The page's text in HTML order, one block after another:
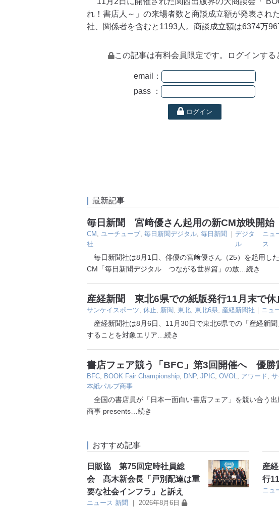
れ！書店人～」の来場者数と商談成立額が発表され
社、関係者を含むと1193人。商談成立額は6374万
この記事は有料会員限定です。ログインする
email：
pass ：
ログイン
最新記事
毎日新聞 宮﨑優さん起用の新CM放映開始
CM , ユーチューブ, 毎日新聞デジタル, 毎日新聞
社
｜ デジタ
ル
ニュ
ス
毎日新聞社は8月1日、俳優の宮﨑優さん（25）を起用し
CM「毎日新聞デジタル つながる世界篇」の放…続き
産経新聞 東北6県での紙版発行11月末で休
サンケイスポーツ, 休止, 新聞, 東北, 東北6県, 産経新聞社 ｜ ニュ
産経新聞社は8月6日、11月30日で東北6県での「産経新
することを対象エリア…続き
書店フェア競う「BFC」第3回開催へ 優勝
BFC, BOOK Fair Championship, DNP, JPIC, OVOL, アワード ,
本紙パルプ商事
全国の書店員が「日本一面白い書店フェア」を競い合う
商事 presents…続き
おすすめ記事
日販協 第75回定時社員総
会 髙木新会長「戸別配達は重
要な社会インフラ」と訴え
ニュース 新聞 ｜ 2026年8月6日
産
行
ニュ